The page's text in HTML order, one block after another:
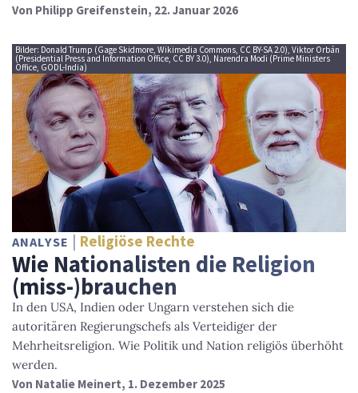
Von Philipp Greifenstein, 22. Januar 2026
Bilder: Donald Trump (Gage Skidmore, Wikimedia Commons, CC BY-SA 2.0), Viktor Orbán
(Presidential Press and Information Office, CC BY 3.0), Narendra Modi (Prime Ministers
Office, GODL-India)
ANALYSE Religiöse Rechte
Wie Nationalisten die Religion
(miss-)brauchen
In den USA, Indien oder Ungarn verstehen sich die
autoritären Regierungschefs als Verteidiger der
Mehrheitsreligion. Wie Politik und Nation religiös überhöht
werden.
Von Natalie Meinert, 1. Dezember 2025